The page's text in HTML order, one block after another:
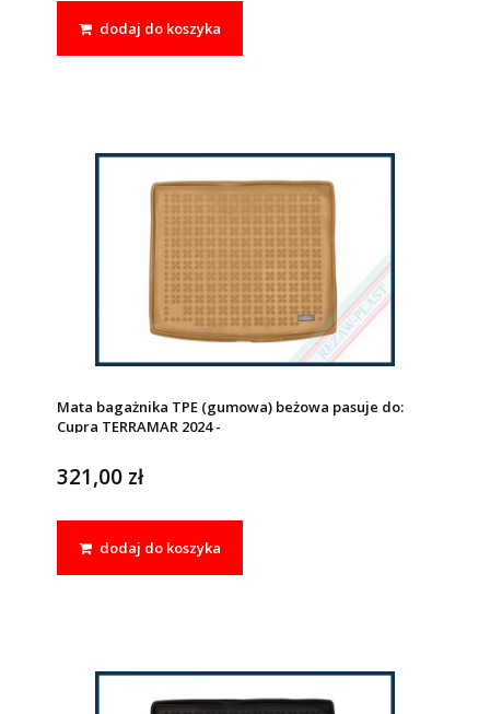
dodaj do koszyka
Mata bagażnika TPE (gumowa) beżowa pasuje do:
Cupra TERRAMAR 2024 -
321,00 zł
dodaj do koszyka